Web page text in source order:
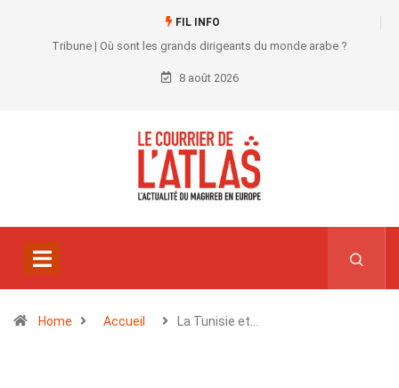
FIL INFO
Tribune | Où sont les grands dirigeants du monde arabe ?
8 août 2026
Home Accueil La Tunisie et…